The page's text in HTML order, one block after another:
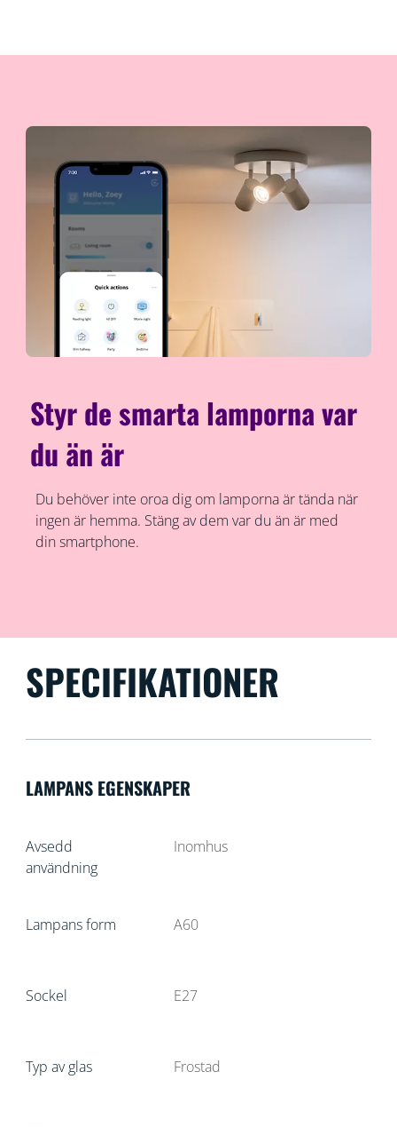
Styr de smarta lamporna var
du än är
Du behöver inte oroa dig om lamporna är tända när
ingen är hemma. Stäng av dem var du än är med
din smartphone.
SPECIFIKATIONER
LAMPANS EGENSKAPER
Avsedd
användning
Inomhus
Lampans form A60
Sockel E27
Typ av glas Frostad